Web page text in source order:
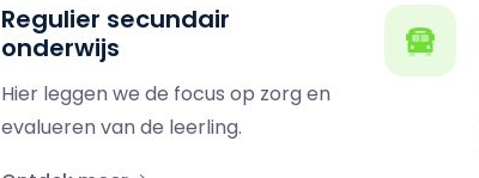
Regulier secundair
onderwijs
Hier leggen we de focus op zorg en
evalueren van de leerling.